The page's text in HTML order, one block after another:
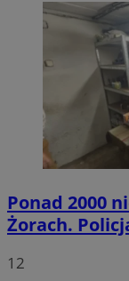
Ponad 2000
Żorach.
12